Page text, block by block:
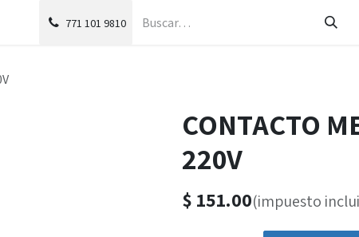
771 101 9810
CONTACTO
220V
$ 151.00(impuesto